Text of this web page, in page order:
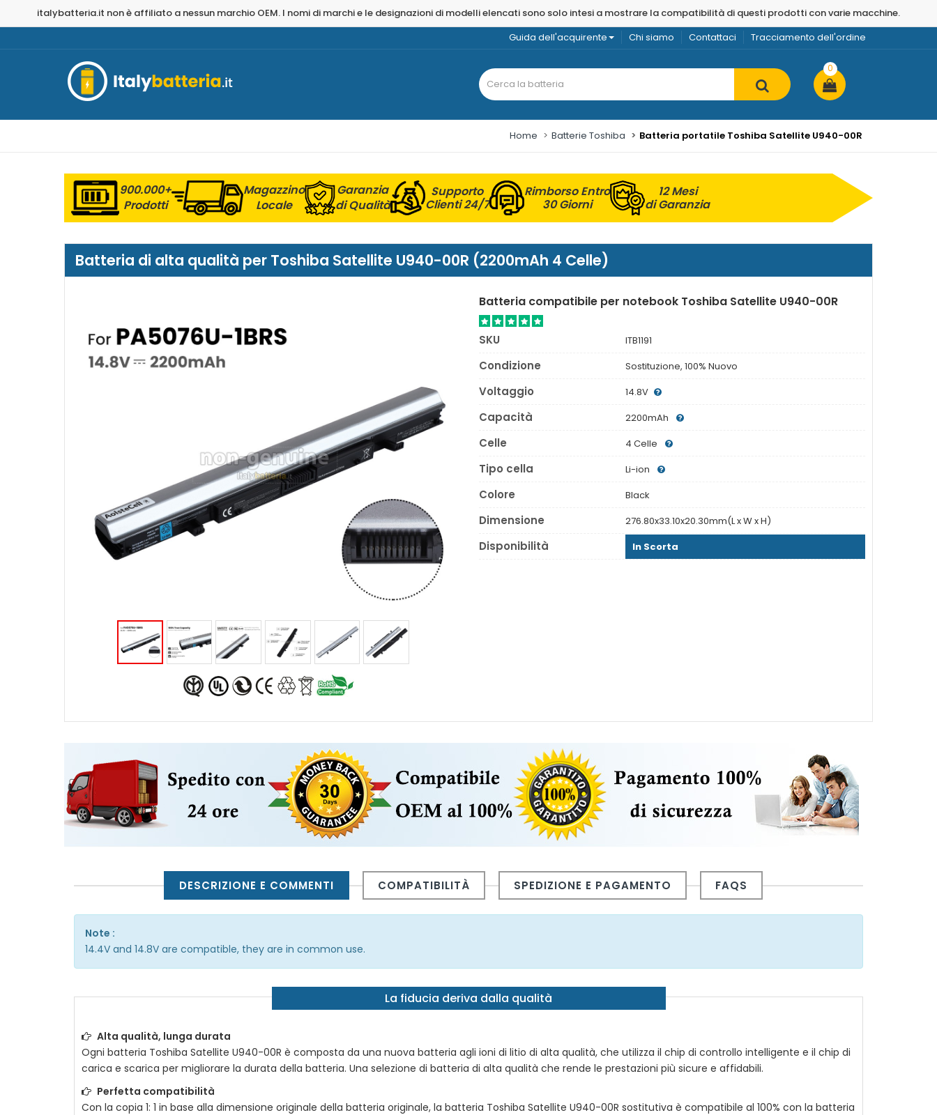
italybatteria.it non è affiliato a nessun marchio OEM. I nomi di marchi e le designazioni di modelli elencati sono solo intesi a mostrare la compatibilità di questi prodotti con varie macchine.
Tracciamento dell'ordine
Contattaci
Chi siamo
Guida dell'acquirente
0
Home Batterie Toshiba Batteria portatile Toshiba Satellite U940-00R
900.000+
Prodotti
Magazzino
Locale
Garanzia
di Qualità
Supporto
Clienti 24/7
Rimborso Entro
30 Giorni
12 Mesi
di Garanzia
Batteria di alta qualità per Toshiba Satellite U940-00R (2200mAh 4 Celle)
Batteria compatibile per notebook Toshiba Satellite U940-00R
SKU ITB1191
Condizione Sostituzione, 100% Nuovo
Voltaggio 14.8V
Capacità 2200mAh
Celle 4 Celle
Tipo cella Li-ion
Colore Black
Dimensione 276.80x33.10x20.30mm(L x W x H)
Disponibilità In Scorta
DESCRIZIONE E COMMENTI COMPATIBILITÀ SPEDIZIONE E PAGAMENTO FAQS
Note :
14.4V and 14.8V are compatible, they are in common use.
La fiducia deriva dalla qualità
Alta qualità, lunga durata
Ogni batteria Toshiba Satellite U940-00R è composta da una nuova batteria agli ioni di litio di alta qualità, che utilizza il chip di controllo intelligente e il chip di
carica e scarica per migliorare la durata della batteria. Una selezione di batteria di alta qualità che rende le prestazioni più sicure e affidabili.
Perfetta compatibilità
Con la copia 1: 1 in base alla dimensione originale della batteria originale, la batteria Toshiba Satellite U940-00R sostitutiva è compatibile al 100% con la batteria